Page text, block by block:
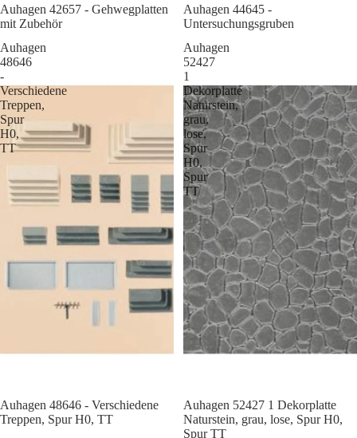
Auhagen 42657 - Gehwegplatten
mit Zubehör
Sale
Auhagen 44645 -
Untersuchungsgruben
Auhagen
48646
-
Verschiedene
Treppen,
Spur
H0,
TT
Auhagen 48646 - Verschiedene
Treppen, Spur H0, TT
Auhagen
52427
1
Dekorplatte
Naturstein,
grau,
lose,
Spur
H0,
Spur
TT
Auhagen 52427 1 Dekorplatte
Naturstein, grau, lose, Spur H0,
Spur TT